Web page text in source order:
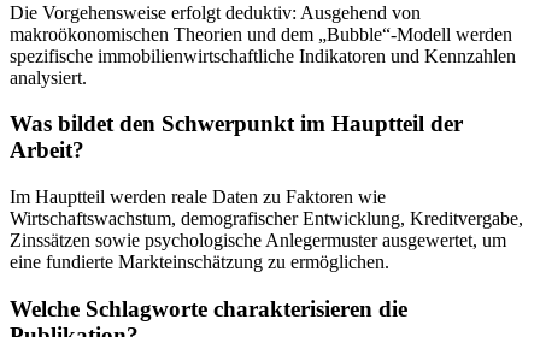
Die Vorgehensweise erfolgt deduktiv: Ausgehend von
makroökonomischen Theorien und dem „Bubble“-Modell werden
spezifische immobilienwirtschaftliche Indikatoren und Kennzahlen
analysiert.
Was bildet den Schwerpunkt im Hauptteil der
Arbeit?
Im Hauptteil werden reale Daten zu Faktoren wie
Wirtschaftswachstum, demografischer Entwicklung, Kreditvergabe,
Zinssätzen sowie psychologische Anlegermuster ausgewertet, um
eine fundierte Markteinschätzung zu ermöglichen.
Welche Schlagworte charakterisieren die